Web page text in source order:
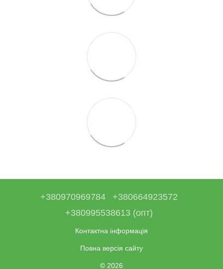
+380970969784
+380664923572
+380995538613 (опт)
Контактна інформація
Повна версія сайту
© 2026